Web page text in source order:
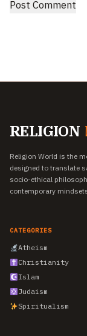
RELIGION
Religion World is the
designed to translate
socio-ethical
contemporary
CATEGORIES
Atheism
Christianity
Islam
Judaism
Spiritualism